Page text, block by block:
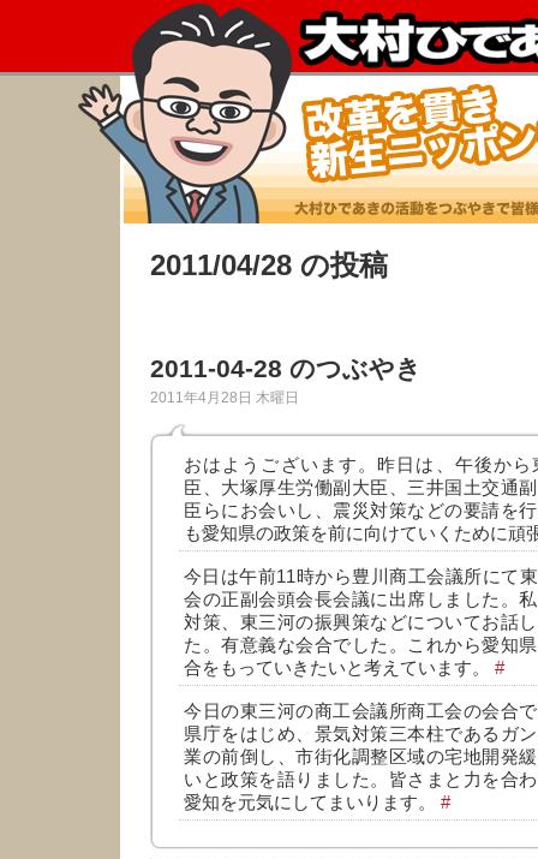
2011/04/28 の投稿
2011-04-28 のつぶやき
2011年4月28日 木曜日
おはようございます。昨日は、午後か
臣、大塚厚生労働副大臣、三井国土交通
臣らにお会いし、震災対策などの要請を
も愛知県の政策を前に向けていくために頑
今日は午前11時から豊川商工会議所にて
会の正副会頭会長会議に出席しました。
対策、東三河の振興策などについてお話
た。有意義な会合でした。これから愛知
合をもっていきたいと考えています。 #
今日の東三河の商工会議所商工会の会合
県庁をはじめ、景気対策三本柱であるガ
業の前倒し、市街化調整区域の宅地開発
いと政策を語りました。皆さまと力を合
愛知を元気にしてまいります。 #